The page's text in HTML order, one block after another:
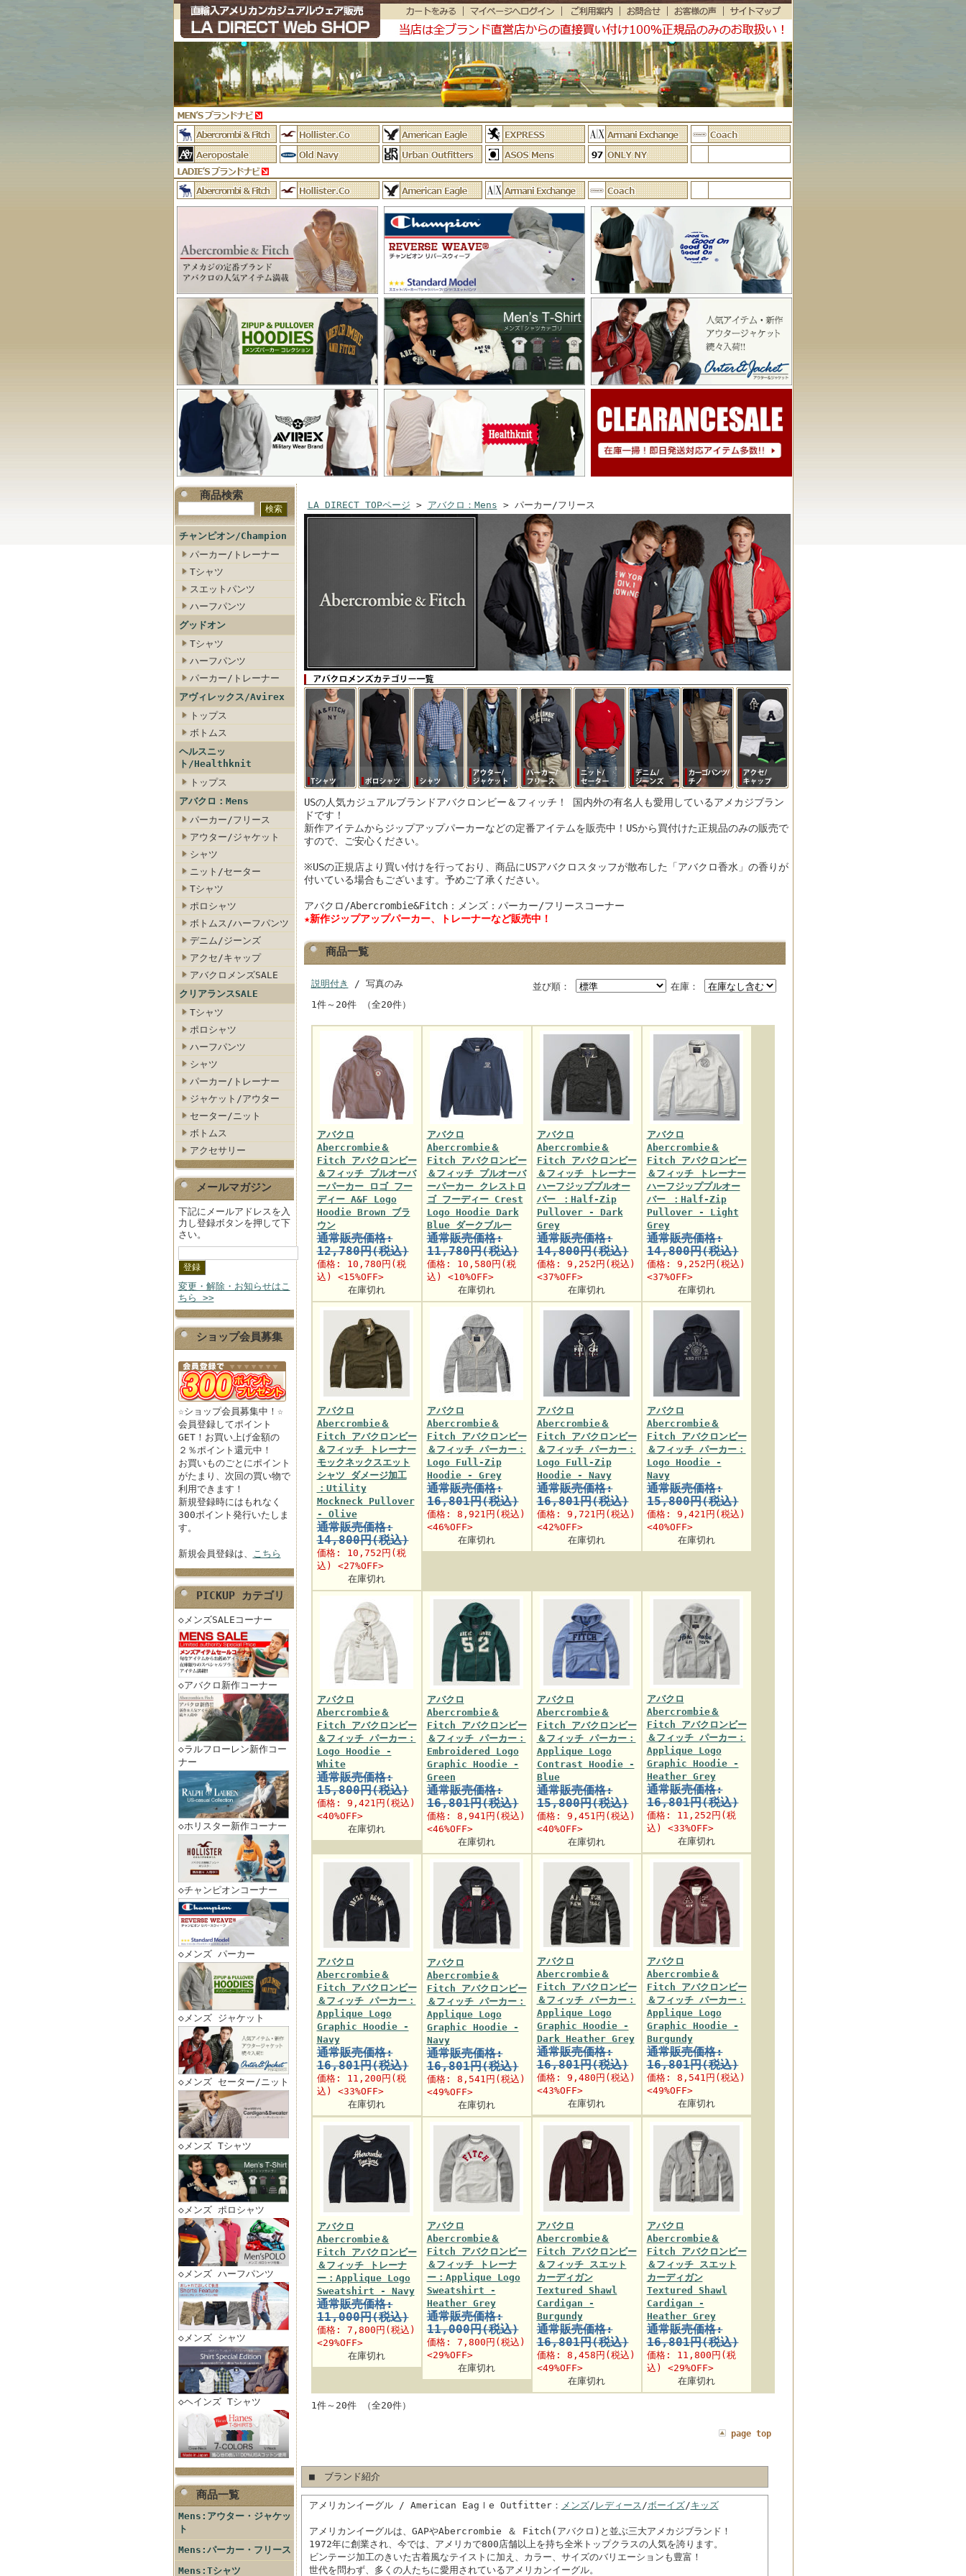
商品検索
チャンピオン/Champion
パーカー/トレーナー
Tシャツ
スエットパンツ
ハーフパンツ
グッドオン
Tシャツ
ハーフパンツ
パーカー/トレーナー
アヴィレックス/Avirex
トップス
ボトムス
ヘルスニッ
ト/Healthknit
トップス
アバクロ：Mens
パーカー/フリース
アウター/ジャケット
シャツ
ニット/セーター
Tシャツ
ポロシャツ
ボトムス/ハーフパンツ
デニム/ジーンズ
アクセ/キャップ
アバクロメンズSALE
クリアランスSALE
Tシャツ
ポロシャツ
ハーフパンツ
シャツ
パーカー/トレーナー
ジャケット/アウター
セーター/ニット
ボトムス
アクセサリー
メールマガジン
下記にメールアドレスを入
力し登録ボタンを押して下
さい。
変更・解除・お知らせはこ
ちら >>
ショップ会員募集
☆ショップ会員募集中！☆
会員登録してポイント
GET！お買い上げ金額の
２％ポイント還元中！
お買いものごとにポイント
がたまり、次回の買い物で
利用できます！
新規登録時にはもれなく
300ポイント発行いたしま
す。
新規会員登録は、 こちら
PICKUP カテゴリ
◇メンズSALEコーナー
◇アバクロ新作コーナー
◇ラルフローレン新作コー
ナー
◇ホリスター新作コーナー
◇チャンピオンコーナー
◇メンズ パーカー
◇メンズ ジャケット
◇メンズ セーター/ニット
◇メンズ Tシャツ
◇メンズ ポロシャツ
◇メンズ ハーフパンツ
◇メンズ シャツ
◇ヘインズ Tシャツ
商品一覧
Mens:アウター・ジャケッ
ト
Mens:パーカー・フリース
Mens:Tシャツ
LA DIRECT TOPページ > アバクロ：Mens > パーカー/フリース
USの人気カジュアルブランドアバクロンビー＆フィッチ！ 国内外の有名人も愛用しているアメカジブラン
ドです！
新作アイテムからジップアップパーカーなどの定番アイテムを販売中！USから買付けた正規品のみの販売で
すので、ご安心ください。
※USの正規店より買い付けを行っており、商品にUSアバクロスタッフが散布した「アバクロ香水」の香りが
付いている場合もございます。予めご了承ください。
アバクロ/Abercrombie&Fitch：メンズ：パーカー/フリースコーナー
★新作ジップアップパーカー、トレーナーなど販売中！
商品一覧
在庫：
並び順：
説明付き
/ 写真のみ
1件～20件 （全20件）
アバクロ
Abercrombie＆
Fitch アバクロンビー
＆フィッチ プルオーバ
ーパーカー ロゴ フー
ディー A&F Logo
Hoodie Brown ブラ
ウン
通常販売価格:
12,780円(税込)
価格: 10,780円 (税
込) <15%OFF>
在庫切れ
アバクロ
Abercrombie＆
Fitch アバクロンビー
＆フィッチ プルオーバ
ーパーカー クレストロ
ゴ フーディー Crest
Logo Hoodie Dark
Blue ダークブルー
通常販売価格:
11,780円(税込)
価格: 10,580円 (税
込) <10%OFF>
在庫切れ
アバクロ
Abercrombie＆
Fitch アバクロンビー
＆フィッチ トレーナー
ハーフジッププルオー
バー ：Half-Zip
Pullover - Dark
Grey
通常販売価格:
14,800円(税込)
価格: 9,252円 (税込)
<37%OFF>
在庫切れ
アバクロ
Abercrombie＆
Fitch アバクロンビー
＆フィッチ トレーナー
ハーフジッププルオー
バー ：Half-Zip
Pullover - Light
Grey
通常販売価格:
14,800円(税込)
価格: 9,252円 (税込)
<37%OFF>
在庫切れ
アバクロ
Abercrombie＆
Fitch アバクロンビー
＆フィッチ トレーナー
モックネックスエット
シャツ ダメージ加工
：Utility
Mockneck Pullover
- Olive
通常販売価格:
14,800円(税込)
価格: 10,752円 (税
込) <27%OFF>
在庫切れ
アバクロ
Abercrombie＆
Fitch アバクロンビー
＆フィッチ パーカー：
Logo Full-Zip
Hoodie - Grey
通常販売価格:
16,801円(税込)
価格: 8,921円 (税込)
<46%OFF>
在庫切れ
アバクロ
Abercrombie＆
Fitch アバクロンビー
＆フィッチ パーカー：
Logo Full-Zip
Hoodie - Navy
通常販売価格:
16,801円(税込)
価格: 9,721円 (税込)
<42%OFF>
在庫切れ
アバクロ
Abercrombie＆
Fitch アバクロンビー
＆フィッチ パーカー：
Logo Hoodie -
Navy
通常販売価格:
15,800円(税込)
価格: 9,421円 (税込)
<40%OFF>
在庫切れ
アバクロ
Abercrombie＆
Fitch アバクロンビー
＆フィッチ パーカー：
Logo Hoodie -
White
通常販売価格:
15,800円(税込)
価格: 9,421円 (税込)
<40%OFF>
在庫切れ
アバクロ
Abercrombie＆
Fitch アバクロンビー
＆フィッチ パーカー：
Embroidered Logo
Graphic Hoodie -
Green
通常販売価格:
16,801円(税込)
価格: 8,941円 (税込)
<46%OFF>
在庫切れ
アバクロ
Abercrombie＆
Fitch アバクロンビー
＆フィッチ パーカー：
Applique Logo
Contrast Hoodie -
Blue
通常販売価格:
15,800円(税込)
価格: 9,451円 (税込)
<40%OFF>
在庫切れ
アバクロ
Abercrombie＆
Fitch アバクロンビー
＆フィッチ パーカー：
Applique Logo
Graphic Hoodie -
Heather Grey
通常販売価格:
16,801円(税込)
価格: 11,252円 (税
込) <33%OFF>
在庫切れ
アバクロ
Abercrombie＆
Fitch アバクロンビー
＆フィッチ パーカー：
Applique Logo
Graphic Hoodie -
Navy
通常販売価格:
16,801円(税込)
価格: 11,200円 (税
込) <33%OFF>
在庫切れ
アバクロ
Abercrombie＆
Fitch アバクロンビー
＆フィッチ パーカー：
Applique Logo
Graphic Hoodie -
Navy
通常販売価格:
16,801円(税込)
価格: 8,541円 (税込)
<49%OFF>
在庫切れ
アバクロ
Abercrombie＆
Fitch アバクロンビー
＆フィッチ パーカー：
Applique Logo
Graphic Hoodie -
Dark Heather Grey
通常販売価格:
16,801円(税込)
価格: 9,480円 (税込)
<43%OFF>
在庫切れ
アバクロ
Abercrombie＆
Fitch アバクロンビー
＆フィッチ パーカー：
Applique Logo
Graphic Hoodie -
Burgundy
通常販売価格:
16,801円(税込)
価格: 8,541円 (税込)
<49%OFF>
在庫切れ
アバクロ
Abercrombie＆
Fitch アバクロンビー
＆フィッチ トレーナ
ー：Applique Logo
Sweatshirt - Navy
通常販売価格:
11,000円(税込)
価格: 7,800円 (税込)
<29%OFF>
在庫切れ
アバクロ
Abercrombie＆
Fitch アバクロンビー
＆フィッチ トレーナ
ー：Applique Logo
Sweatshirt -
Heather Grey
通常販売価格:
11,000円(税込)
価格: 7,800円 (税込)
<29%OFF>
在庫切れ
アバクロ
Abercrombie＆
Fitch アバクロンビー
＆フィッチ スエット
カーディガン
Textured Shawl
Cardigan -
Burgundy
通常販売価格:
16,801円(税込)
価格: 8,458円 (税込)
<49%OFF>
在庫切れ
アバクロ
Abercrombie＆
Fitch アバクロンビー
＆フィッチ スエット
カーディガン
Textured Shawl
Cardigan -
Heather Grey
通常販売価格:
16,801円(税込)
価格: 11,800円 (税
込) <29%OFF>
在庫切れ
1件～20件 （全20件）
page top
■ ブランド紹介
アメリカンイーグル / American Eagｌe Outfitter： メンズ/ レディース/ボーイズ/キッズ
アメリカンイーグルは、GAPやAbercrombie ＆ Fitch(アバクロ)と並ぶ三大アメカジブランド！
1972年に創業され、今では、アメリカで800店舗以上を持ち全米トップクラスの人気を誇ります。
ビンテージ加工のきいた古着風なテイストに加え、カラー、サイズのバリエーションも豊富！
世代を問わず、多くの人たちに愛用されているアメリカンイーグル。